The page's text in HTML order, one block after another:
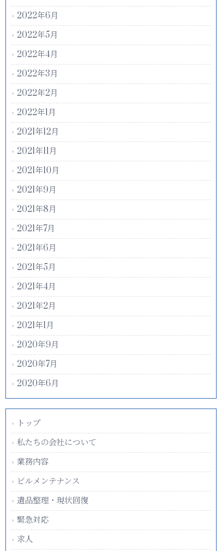
2022年6月
2022年5月
2022年4月
2022年3月
2022年2月
2022年1月
2021年12月
2021年11月
2021年10月
2021年9月
2021年8月
2021年7月
2021年6月
2021年5月
2021年4月
2021年2月
2021年1月
2020年9月
2020年7月
2020年6月
トップ
私たちの会社について
業務内容
ビルメンテナンス
遺品整理・現状回復
緊急対応
求人